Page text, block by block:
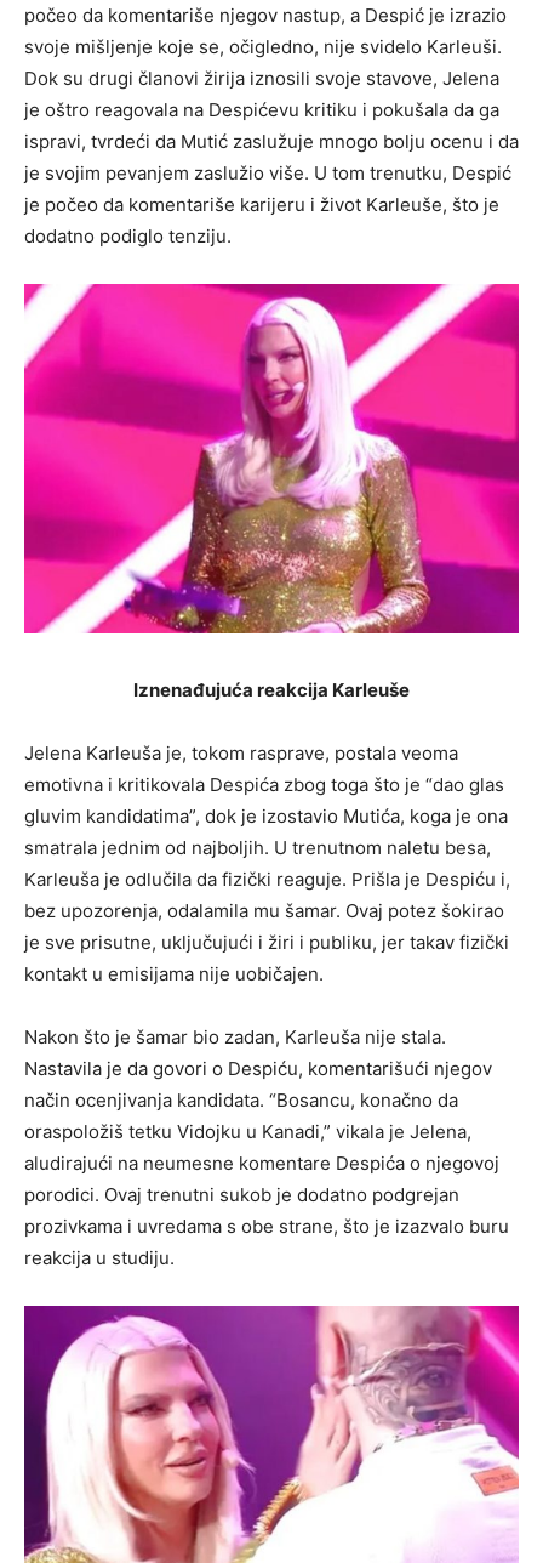
počeo da komentariše njegov nastup, a Despić je izrazio
svoje mišljenje koje se, očigledno, nije svidelo Karleuši.
Dok su drugi članovi žirija iznosili svoje stavove, Jelena
je oštro reagovala na Despićevu kritiku i pokušala da ga
ispravi, tvrdeći da Mutić zaslužuje mnogo bolju ocenu i da
je svojim pevanjem zaslužio više. U tom trenutku, Despić
je počeo da komentariše karijeru i život Karleuše, što je
dodatno podiglo tenziju.
Iznenađujuća reakcija Karleuše
Jelena Karleuša je, tokom rasprave, postala veoma
emotivna i kritikovala Despića zbog toga što je “dao glas
gluvim kandidatima”, dok je izostavio Mutića, koga je ona
smatrala jednim od najboljih. U trenutnom naletu besa,
Karleuša je odlučila da fizički reaguje. Prišla je Despiću i,
bez upozorenja, odalamila mu šamar. Ovaj potez šokirao
je sve prisutne, uključujući i žiri i publiku, jer takav fizički
kontakt u emisijama nije uobičajen.
Nakon što je šamar bio zadan, Karleuša nije stala.
Nastavila je da govori o Despiću, komentarišući njegov
način ocenjivanja kandidata. “Bosancu, konačno da
oraspoložiš tetku Vidojku u Kanadi,” vikala je Jelena,
aludirajući na neumesne komentare Despića o njegovoj
porodici. Ovaj trenutni sukob je dodatno podgrejan
prozivkama i uvredama s obe strane, što je izazvalo buru
reakcija u studiju.